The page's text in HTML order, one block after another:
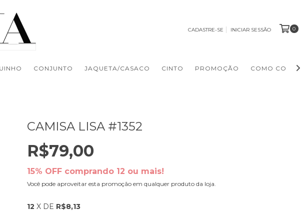
CADASTRE-SE INICIAR SESSÃO 0
CONJUNTO JAQUETA/CASACO CINTO PROMOÇÃO COMO
CAMISA LISA #1352
R$79,00
15% OFF comprando 12 ou mais!
Você pode aproveitar esta promoção em qualquer produto da loja.
12 X DE R$8,13